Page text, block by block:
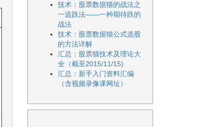
技术：股票数据猫的战法之
一追跌法——一种期待跌的
战法
技术：股票数据猫公式选股
的方法详解
汇总：股票猫技术及理论大
全（截至2015/11/15)
汇总：新手入门资料汇编
（含视频录像课网址）